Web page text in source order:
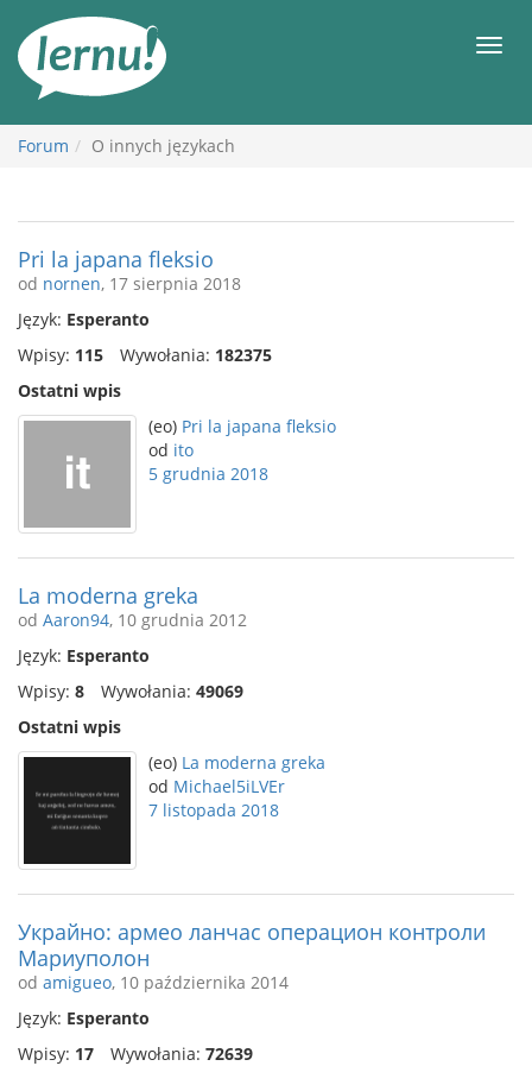
Forum O innych językach
Pri la japana fleksio
od nornen, 17 sierpnia 2018
Język: Esperanto
Wpisy: 115 Wywołania: 182375
Ostatni wpis
(eo) Pri la japana fleksio
od ito
5 grudnia 2018
La moderna greka
od Aaron94, 10 grudnia 2012
Język: Esperanto
Wpisy: 8 Wywołania: 49069
Ostatni wpis
(eo) La moderna greka
od Michael5iLVEr
7 listopada 2018
Украйно: армео ланчас операцион контроли
Мариуполон
od amigueo, 10 października 2014
Język: Esperanto
Wpisy: 17 Wywołania: 72639